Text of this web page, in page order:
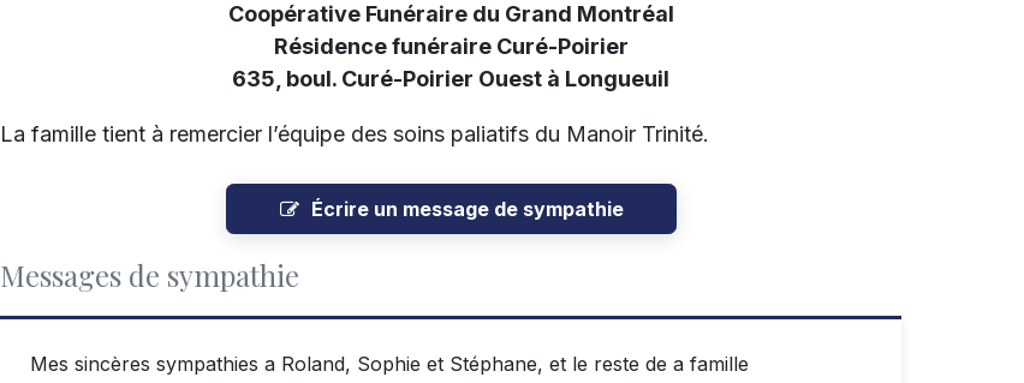
Coopérative Funéraire du Grand Montréal
Résidence funéraire Curé-Poirier
635, boul. Curé-Poirier Ouest à Longueuil
La famille tient à remercier l’équipe des soins paliatifs du Manoir Trinité.
Écrire un message de sympathie
Messages de sympathie
Mes sincères sympathies a Roland, Sophie et Stéphane, et le reste de a famille